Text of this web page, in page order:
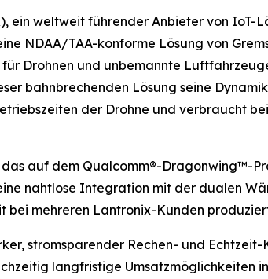
ein weltweit führender Anbieter von IoT-
NDAA/TAA-konforme Lösung von
Drohnen und unbemannte
bahnbrechenden Lösung seine
der Drohne und verbraucht
auf dem Qualcomm®-Dragonwing™-
nahtlose Integration mit der dualen
bei mehreren Lantronix-Kunden
stromsparender Rechen- und
langfristige Umsatzmöglichkeiten